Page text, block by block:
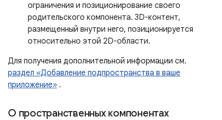
ограничения и позиционирование своего
родительского компонента. 3D-контент,
размещенный внутри него, позиционируется
относительно этой 2D-области.
Для получения дополнительной информации см.
раздел «Добавление подпространства в ваше
приложение» .
О пространственных компонентах